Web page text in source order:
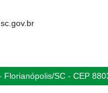
SC - CEP